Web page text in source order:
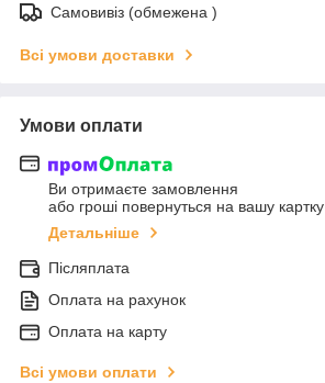
Самовивіз (обмежена )
Всі умови доставки
Умови оплати
Ви отримаєте замовлення
або гроші повернуться на вашу картку
Детальніше
Післяплата
Оплата на рахунок
Оплата на карту
Всі умови оплати